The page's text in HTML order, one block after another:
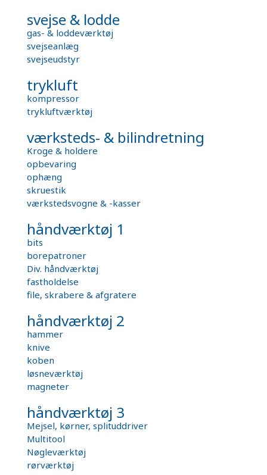
svejse & lodde
gas- & loddeværktøj
svejseanlæg
svejseudstyr
trykluft
kompressor
trykluftværktøj
værksteds- & bilindretning
Kroge & holdere
opbevaring
ophæng
skruestik
værkstedsvogne & -kasser
håndværktøj 1
bits
borepatroner
Div. håndværktøj
fastholdelse
file, skrabere & afgratere
håndværktøj 2
hammer
knive
koben
løsneværktøj
magneter
håndværktøj 3
Mejsel, kørner, splituddriver
Multitool
Nøgleværktøj
rørværktøj